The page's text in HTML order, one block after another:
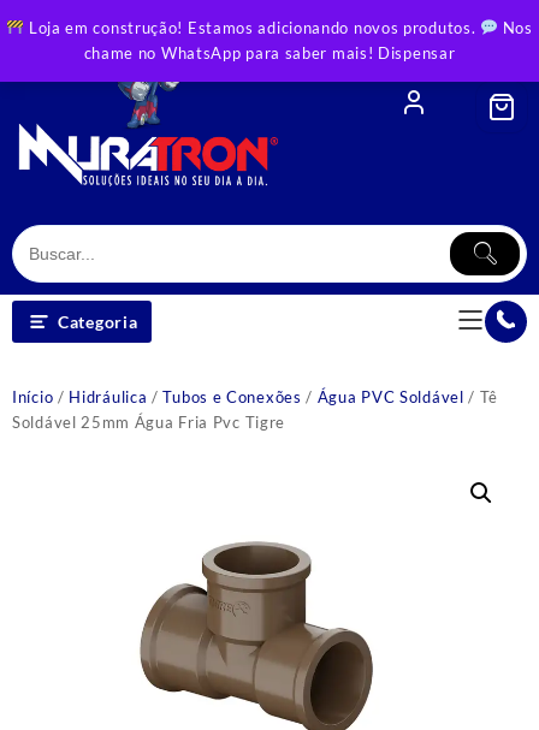
Loja em construção! Estamos adicionando novos produtos.
Nos
chame no WhatsApp para saber mais! Dispensar
to
Categoria
Início / Hidráulica /Tubos e Conexões / Água PVC Soldável / Tê
Soldável 25mm Água Fria Pvc Tigre